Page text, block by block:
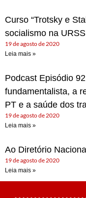
Curso “Trotsky e
socialismo na
19 de agosto de 2020
Leia mais »
Podcast Episódio
fundamentalista, a
PT e a saúde dos
19 de agosto de 2020
Leia mais »
Ao Diretório
19 de agosto de 2020
Leia mais »